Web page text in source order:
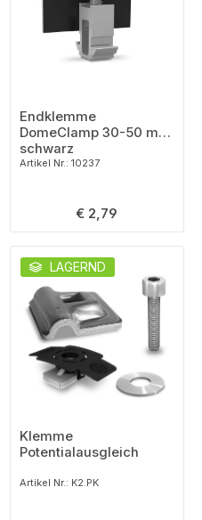
Endklemme
DomeClamp 30-50 mm
schwarz
Artikel Nr.: 10237
Regulärer Preis:
€ 2,79
LAGERND
Klemme
Potentialausgleich
Artikel Nr.: K2.PK